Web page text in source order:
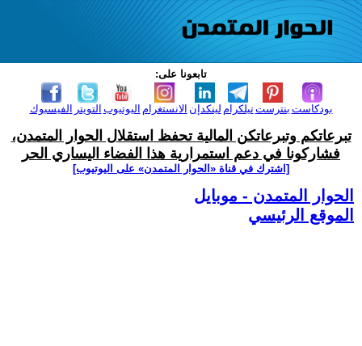
تابعونا على:
الفيسبوك التويتر اليوتيوب الانستغرام لينكدإن تيلكرامبنترست بودكاست
تبرعاتكم وتبرعاتكن المالية تحفظ استقلال الحوار المتمدن،
فشاركونا في دعم استمرارية هذا الفضاء اليساري الحر
[اشترك في قناة ‫«الحوار المتمدن» على اليوتيوب]
الحوار المتمدن - موبايل
الموقع الرئيسي